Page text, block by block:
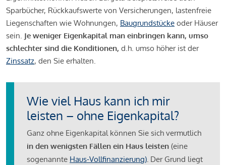
Sparbücher, Rückkaufswerte von Versicherungen, lastenfreie
Liegenschaften wie Wohnungen, Baugrundstücke oder Häuser
sein. Je weniger Eigenkapital man einbringen kann, umso
schlechter sind die Konditionen, d.h. umso höher ist der
Zinssatz, den Sie erhalten.
Wie viel Haus kann ich mir
leisten – ohne Eigenkapital?
Ganz ohne Eigenkapital können Sie sich vermutlich
in den wenigsten Fällen ein Haus leisten (eine
sogenannte Haus-Vollfinanzierung). Der Grund liegt